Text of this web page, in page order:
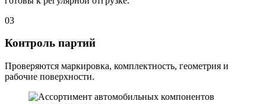
03
Контроль партий
Проверяются маркировка, комплектность, геометрия и
рабочие поверхности.